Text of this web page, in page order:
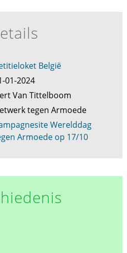
België
01-2024
Van Tittelboom
tegen Armoede
Werelddag
Armoede op 17/10